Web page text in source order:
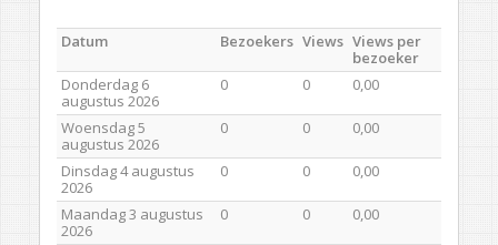
Datum Bezoekers Views Views per
bezoeker
Donderdag 6
augustus 2026
0 0 0,00
Woensdag 5
augustus 2026
0 0 0,00
Dinsdag 4 augustus
2026
0 0 0,00
Maandag 3 augustus
2026
0 0 0,00